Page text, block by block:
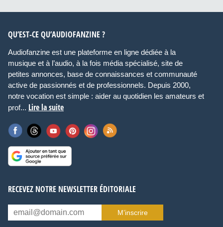
QU’EST-CE QU’AUDIOFANZINE ?
Audiofanzine est une plateforme en ligne dédiée à la
musique et à l’audio, à la fois média spécialisé, site de
petites annonces, base de connaissances et communauté
active de passionnés et de professionnels. Depuis 2000,
notre vocation est simple : aider au quotidien les amateurs et
prof... Lire la suite
RECEVEZ NOTRE NEWSLETTER ÉDITORIALE
M’inscrire